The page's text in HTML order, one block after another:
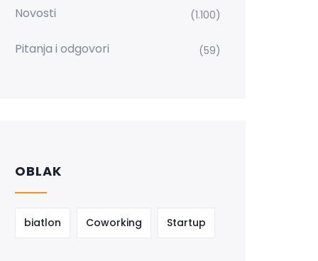
Novosti (1.100)
Pitanja i odgovori (59)
OBLAK
biatlon Coworking Startup